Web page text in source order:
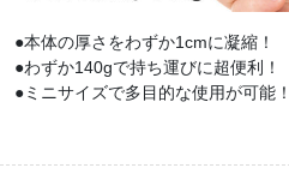
●本体の厚さをわずか1cmに凝縮！
●わずか140gで持ち運びに超便利！
●ミニサイズで多目的な使用が可能！